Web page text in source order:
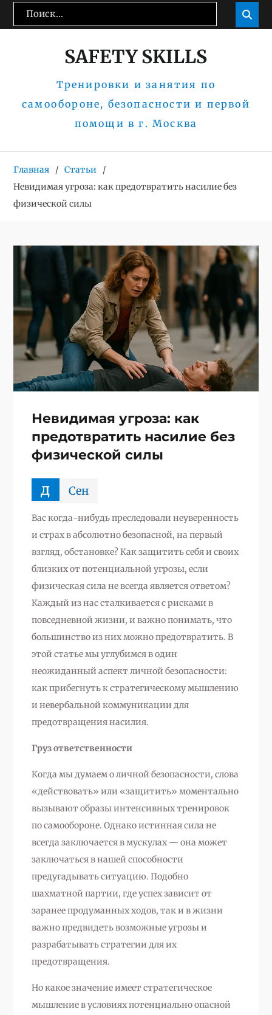
Перейти
Поиск: 
SAFETY SKILLS
Тренировки и занятия по
самообороне, безопасности и первой
помощи в г. Москва
Главная
Статьи
Невидимая угроза: как предотвратить насилие без
физической силы
Невидимая угроза: как
предотвратить насилие без
физической силы
д Сен
Вас когда-нибудь преследовали неуверенность
и страх в абсолютно безопасной, на первый
взгляд, обстановке? Как защитить себя и своих
близких от потенциальной угрозы, если
физическая сила не всегда является ответом?
Каждый из нас сталкивается с рисками в
повседневной жизни, и важно понимать, что
большинство из них можно предотвратить. В
этой статье мы углубимся в один
неожиданный аспект личной безопасности:
как прибегнуть к стратегическому мышлению
и невербальной коммуникации для
предотвращения насилия.
Груз ответственности
Когда мы думаем о личной безопасности, слова
«действовать» или «защитить» моментально
вызывают образы интенсивных тренировок
по самообороне. Однако истинная сила не
всегда заключается в мускулах — она может
заключаться в нашей способности
предугадывать ситуацию. Подобно
шахматной партии, где успех зависит от
заранее продуманных ходов, так и в жизни
важно предвидеть возможные угрозы и
разрабатывать стратегии для их
предотвращения.
Но какое значение имеет стратегическое
мышление в условиях потенциально опасной